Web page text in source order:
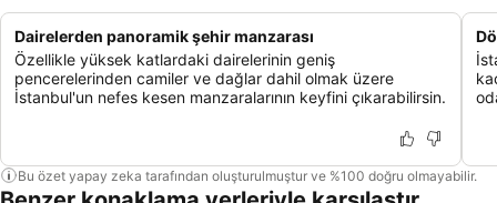
Dairelerden panoramik şehir manzarası
Özellikle yüksek katlardaki dairelerinin geniş
pencerelerinden camiler ve dağlar dahil olmak üzere
İstanbul'un nefes kesen manzaralarının keyfini çıkarabilirsin.
Bu özet yapay zeka tarafından oluşturulmuştur ve %100 doğru olmayabilir.